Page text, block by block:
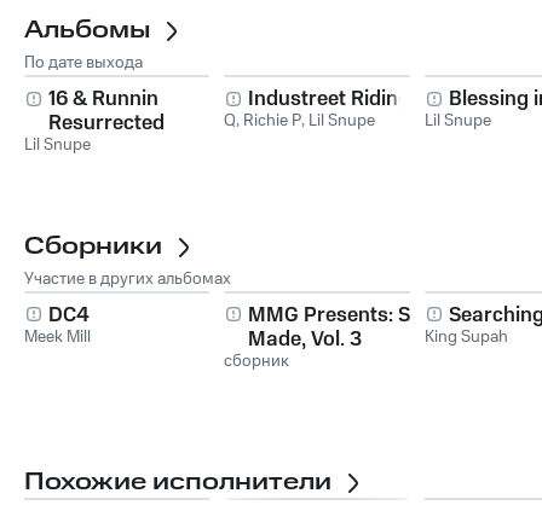
Альбомы
По дате выхода
16 & Runnin
Resurrected
Lil Snupe
Industreet Riding
Q, Richie P, Lil Snupe
Blessing
Lil Snupe
Сборники
Участие в других альбомах
DC4
Meek Mill
MMG Presents: Self
Made, Vol. 3
сборник
King Supah
Похожие исполнители